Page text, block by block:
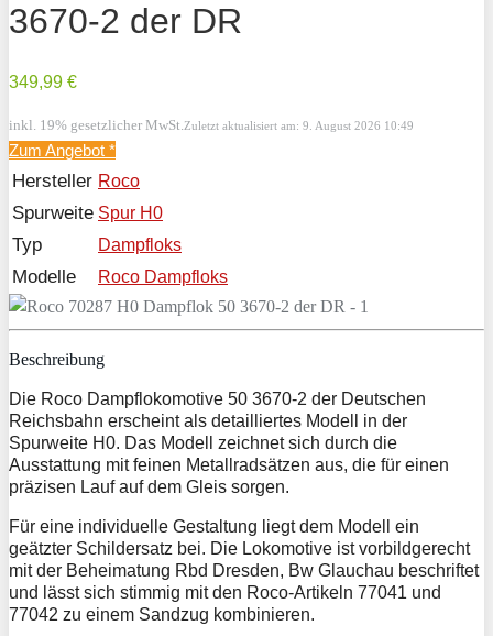
3670-2 der DR
349,99 €
inkl. 19% gesetzlicher MwSt. Zuletzt aktualisiert am: 9. August 2026 10:49
Zum Angebot *
Hersteller Roco
Spurweite Spur H0
Typ Dampfloks
Modelle Roco Dampfloks
Beschreibung
Die Roco Dampflokomotive 50 3670-2 der Deutschen
Reichsbahn erscheint als detailliertes Modell in der
Spurweite H0. Das Modell zeichnet sich durch die
Ausstattung mit feinen Metallradsätzen aus, die für einen
präzisen Lauf auf dem Gleis sorgen.
Für eine individuelle Gestaltung liegt dem Modell ein
geätzter Schildersatz bei. Die Lokomotive ist vorbildgerecht
mit der Beheimatung Rbd Dresden, Bw Glauchau beschriftet
und lässt sich stimmig mit den Roco-Artikeln 77041 und
77042 zu einem Sandzug kombinieren.